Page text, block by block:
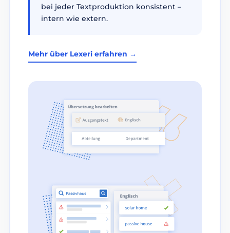
bei jeder Textproduktion konsistent –
intern wie extern.
Mehr über Lexeri erfahren →